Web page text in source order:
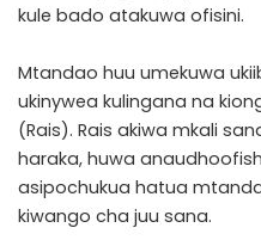
kule bado atakuwa ofisini.
Mtandao huu umekuwa
ukinywea kulingana na
(Rais). Rais akiwa mkali
haraka, huwa
asipochukua hatua
kiwango cha juu sana.